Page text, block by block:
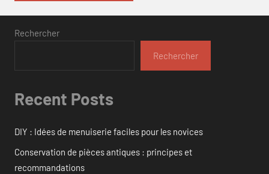
Rechercher
Rechercher
Recent Posts
DIY : Idées de menuiserie faciles pour les novices
Conservation de pièces antiques : principes et
recommandations